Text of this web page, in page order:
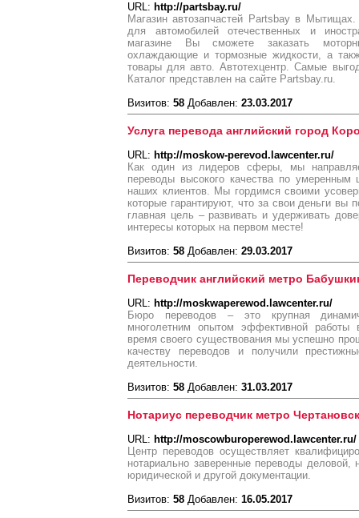
URL: http://partsbay.ru/
Магазин автозапчастей Partsbay в
для автомобилей отечественных и
магазине Вы сможете заказать
охлаждающие и тормозные жидкости, а
товары для авто. Автотехцентр. Самые
Каталог представлен на сайте Partsbay.ru.
Визитов: 58 Добавлен: 23.03.2017
Услуга перевода английский город
URL: http://moskow-perevod.lawcenter.ru/
Как один из лидеров сферы, мы
переводы высокого качества по
наших клиентов. Мы гордимся своими
которые гарантируют, что за свои деньги вы
главная цель – развивать и удерживать
интересы которых на первом месте!
Визитов: 58 Добавлен: 29.03.2017
Переводчик английский метро
URL: http://moskwaperewod.lawcenter.ru/
Бюро переводов – это крупная
многолетним опытом эффективной работы
время своего существования мы успешно
качеству переводов и получили
деятельности.
Визитов: 58 Добавлен: 31.03.2017
Нотариус переводчик метро
URL: http://moscowburoperewod.lawcenter.ru/
Центр переводов осуществляет
нотариально заверенные переводы деловой,
юридической и другой документации.
Визитов: 58 Добавлен: 16.05.2017